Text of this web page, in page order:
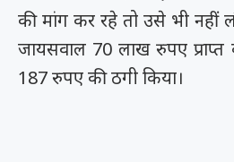
की मांग कर रहे तो उसे भी नहीं
जायसवाल 70 लाख रुपए
187 रुपए की ठगी किया।